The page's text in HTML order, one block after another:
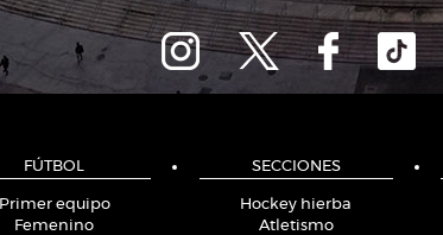
FÚTBOL
Primer equipo
Femenino
SECCIONES
Hockey hierba
Atletismo